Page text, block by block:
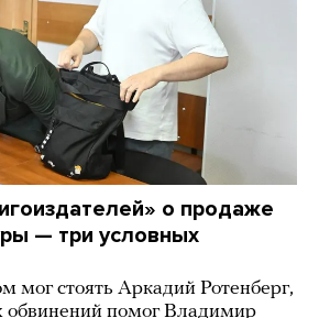
о продаже
— три условных
мог стоять Аркадий Ротенберг,
обвинений помог Владимир